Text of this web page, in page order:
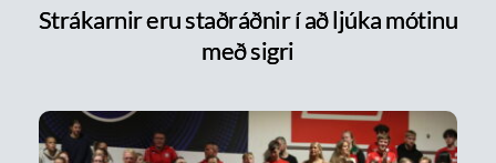
Strákarnir eru staðráðnir í að ljúka mótinu
með sigri